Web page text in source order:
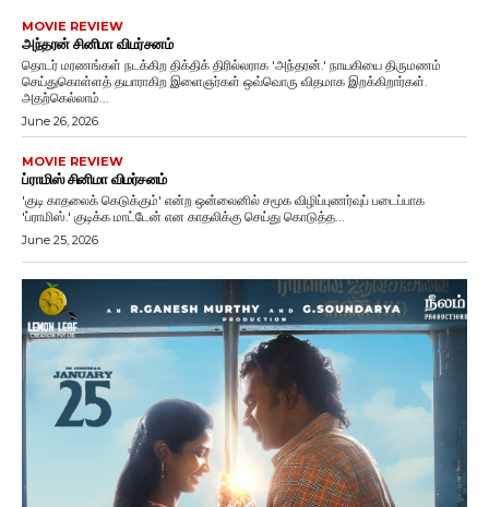
MOVIE REVIEW
அந்தரன் சினிமா விமர்சனம்
தொடர் மரணங்கள் நடக்கிற திக்திக் திரில்லராக 'அந்தரன்.' நாயகியை திருமணம்
செய்துகொள்ளத் தயாராகிற இளைஞர்கள் ஒவ்வொரு விதமாக இறக்கிறார்கள்.
அதற்கெல்லாம்...
June 26, 2026
MOVIE REVIEW
ப்ராமிஸ் சினிமா விமர்சனம்
'குடி காதலைக் கெடுக்கும்' என்ற ஒன்லைனில் சமூக விழிப்புணர்வுப் படைப்பாக
'ப்ராமிஸ்.' குடிக்க மாட்டேன் என காதலிக்கு செய்து கொடுத்த...
June 25, 2026